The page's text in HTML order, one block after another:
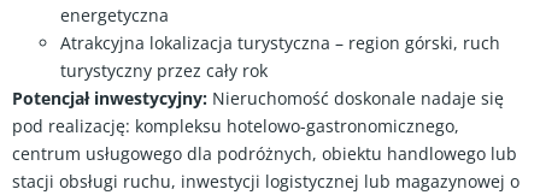
energetyczna
Atrakcyjna lokalizacja turystyczna – region górski, ruch
turystyczny przez cały rok
Potencjał inwestycyjny: Nieruchomość doskonale nadaje się
pod realizację: kompleksu hotelowo-gastronomicznego,
centrum usługowego dla podróżnych, obiektu handlowego lub
stacji obsługi ruchu, inwestycji logistycznej lub magazynowej o